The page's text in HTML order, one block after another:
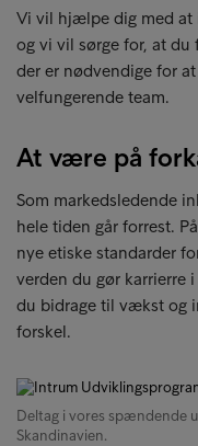
Vi vil hjælpe dig med at
og vi vil sørge for, at
der er nødvendige for
velfungerende team.
At være på
Som markedsledende
hele tiden går forrest.
nye etiske standarder
verden du gør karrierre
du bidrage til vækst og
forskel.
Deltag i vores spændende
Skandinavien.